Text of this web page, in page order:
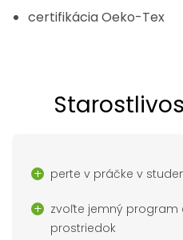
certifikácia Oeko-Tex
perte v práčke v
zvoľte jemný program
prostriedok